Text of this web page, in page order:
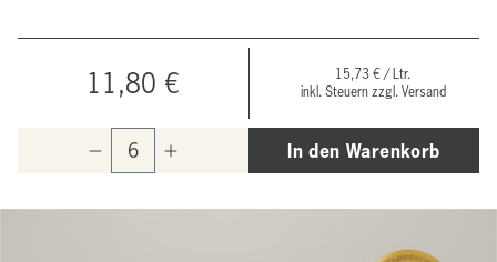
11,80 €
15,73 € / Ltr.
inkl. Steuern zzgl. Versand
In den Warenkorb